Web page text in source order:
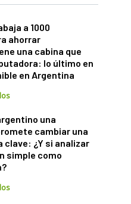
a 1000
ahorrar
una cabina que
lo último en
en Argentina
una
cambiar una
¿Y si analizar
simple como